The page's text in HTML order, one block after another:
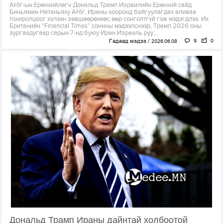
АНУ-ын Ерөнхийлөгч Дональд Трамп Израилийн Ерөнхий сайд
Биньямин Нетаньяху АНУ, Ираны хооронд байгуулагдах аливаа
тохиролцоог хүлээн зөвшөөрөхөөс өөр сонголтгүй гэж мэдэгдлээ. Их
Британийн “Financial Times” сонины мэдээлснээр, Трамп 2026 оны
зургаадугаар сарын 7-нд буюу Иран Израиль руу...
Гадаад мэдээ 2026.06.08 9 0
Дональд Трамп Ираны дайнтай холбоотой